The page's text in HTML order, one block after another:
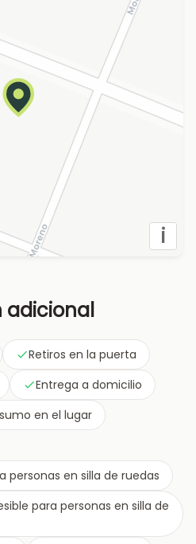
i
adicional
Retiros en la puerta
Entrega a domicilio
en el lugar
personas en silla de ruedas
para personas en silla de